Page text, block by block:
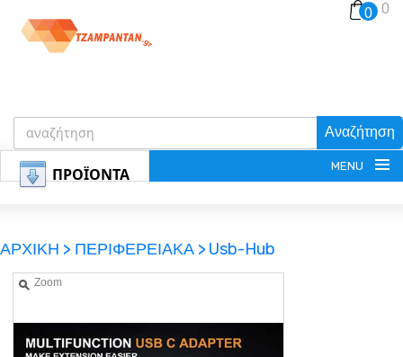
Αναζήτηση
0 0
ΠΡΟΪΟΝΤΑ MENU
ΕΙΣΟΔΟΣ
ΑΡΧΙΚΗ > ΠΕΡΙΦΕΡΕΙΑΚΑ > Usb-Hub
Zoom